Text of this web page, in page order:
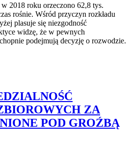
2018 roku orzeczono 62,8 tys.
rośnie. Wśród przyczyn rozkładu
plasuje się niezgodność
widzę, że w pewnych
podejmują decyzję o rozwodzie.
ZA
POD GROŹBĄ